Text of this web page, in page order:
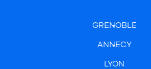
GRENOBLE
ANNECY
LYON